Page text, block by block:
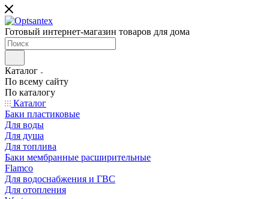
Готовый интернет-магазин товаров для дома
Каталог
По всему сайту
По каталогу
Каталог
Баки пластиковые
Для воды
Для душа
Для топлива
Баки мембранные расширительные
Flamco
Для водоснабжения и ГВС
Для отопления